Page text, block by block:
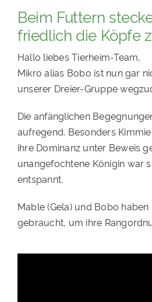
FÖRDERN & VERERBEN
KOOPERATIONEN
4KIDS
TIERHEIMTIERE
TIERHEIME
PATENSCHAFTEN
HELFER WERDEN
RATGEBER
Beim Futtern
friedlich die Köpfe
Hallo liebes Tierheim-Team,
Mikro alias Bobo ist nun gar
unserer Dreier-Gruppe
Die anfänglichen
aufregend. Besonders
ihre Dominanz unter Beweis
unangefochtene Königin war
entspannt.
Mable (Gela) und Bobo
gebraucht, um ihre